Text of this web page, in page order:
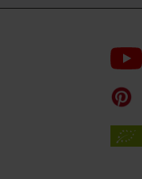
Folge
uns
auf